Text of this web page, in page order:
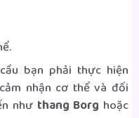
tục
bạn phải thực hiện
nhận cơ thể và đối
như thang Borg hoặc